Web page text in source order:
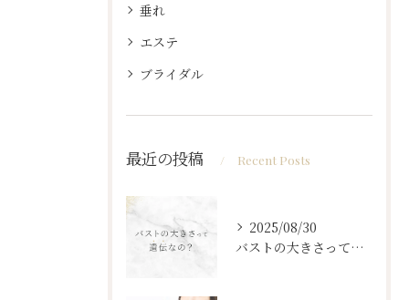
垂れ
エステ
ブライダル
最近の投稿 Recent Posts
2025/08/30
バストの大きさって遺伝なの？